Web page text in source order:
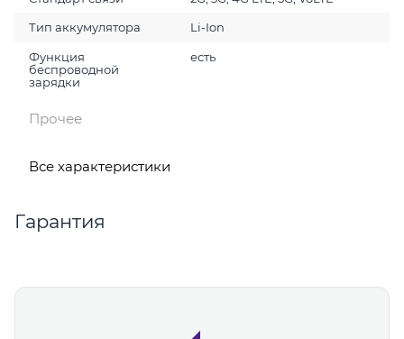
Тип аккумулятора Li-Ion
Функция
беспроводной
зарядки
есть
Прочее
Все характеристики
Гарантия